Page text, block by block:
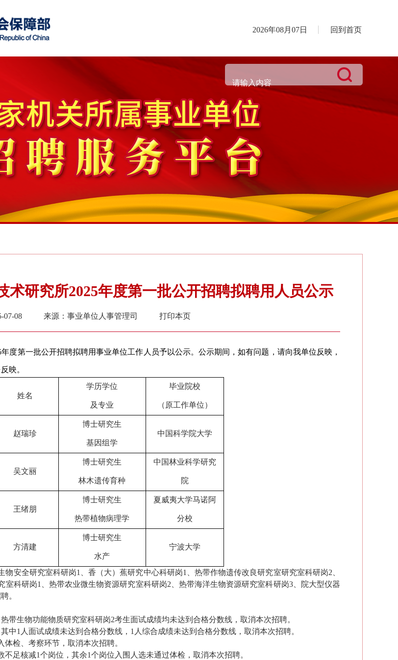
2026年08月07日 回到首页
术研究所2025年度第一批公开招聘拟聘用人员公示
07-08 来源：事业单位人事管理司 打印本页
度第一批公开招聘拟聘用事业单位工作人员予以公示。公示期间，如有问题，请向我单位反映，
映。
姓名
学历学位
及专业
毕业院校
（原工作单位）
赵瑞珍
博士研究生
基因组学
中国科学院大学
吴文丽
博士研究生
林木遗传育种
中国林业科学研究
院
王绪朋
博士研究生
热带植物病理学
夏威夷大学马诺阿
分校
方清建
博士研究生
水产
宁波大学
安全研究室科研岗1、香（大）蕉研究中心科研岗1、热带作物遗传改良研究室研究室科研岗2、
科研岗1、热带农业微生物资源研究室科研岗2、热带海洋生物资源研究室科研岗3、院大型仪器
。
带生物功能物质研究室科研岗2考生面试成绩均未达到合格分数线， 取消本次招聘。
中1人面试成绩未达到合格分数线，1人综合成绩未达到合格分数线， 取消本次招聘。
体检、考察环节， 取消本次招聘。
不足核减1个岗位 ，其余1个岗位入围人选未通过体检 ， 取消本次招聘。